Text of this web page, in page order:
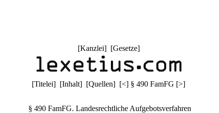
[Kanzlei] [Gesetze]
[Titelei] [Inhalt] [Quellen] [<] § 490 FamFG [>]
§ 490 FamFG. Landesrechtliche Aufgebotsverfahren